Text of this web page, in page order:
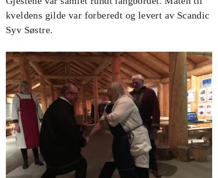
kveldens gilde var forberedt og levert av Scandic
Syv Søstre.